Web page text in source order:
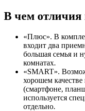
В чем отличия
«Плюс». В
входит два
большая семья и
комнатах.
«SMART».
хорошем
(смартфоне,
используется
отдельно.